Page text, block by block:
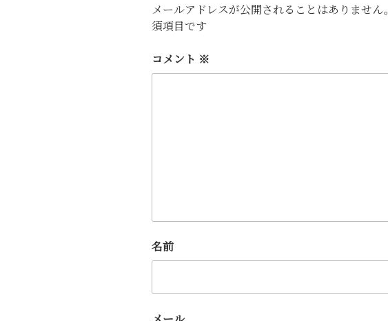
メールアドレスが公開されることはありません。
須項目です
コメント ※
名前